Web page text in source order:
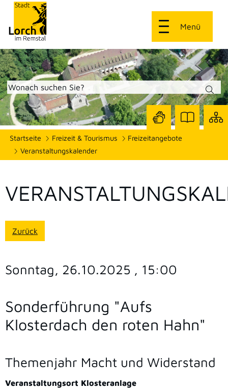
Menü
Startseite Freizeit & Tourismus
Freizeitangebote
Veranstaltungskalender
Seite
Seite
Zurück
Sonntag, 26.10.2025 , 15:00
Sonderführung "Aufs
Klosterdach den roten Hahn"
Themenjahr Macht und Widerstand
Veranstaltungsort Klosteranlage